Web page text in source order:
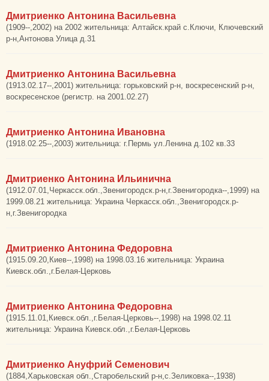
Дмитриенко Антонина Васильевна
(1909--,2002) на 2002 жительница: Алтайск.край с.Ключи, Ключевский
р-н,Антонова Улица д.31
Дмитриенко Антонина Васильевна
(1913.02.17--,2001) жительница: горьковский р-н, воскресенский р-н,
воскресенское (регистр. на 2001.02.27)
Дмитриенко Антонина Ивановна
(1918.02.25--,2003) жительница: г.Пермь ул.Ленина д.102 кв.33
Дмитриенко Антонина Ильинична
(1912.07.01,Черкасск.обл.,Звенигородск.р-н,г.Звенигородка--,1999) на
1999.08.21 жительница: Украина Черкасск.обл.,Звенигородск.р-
н,г.Звенигородка
Дмитриенко Антонина Федоровна
(1915.09.20,Киев--,1998) на 1998.03.16 жительница: Украина
Киевск.обл.,г.Белая-Церковь
Дмитриенко Антонина Федоровна
(1915.11.01,Киевск.обл.,г.Белая-Церковь--,1998) на 1998.02.11
жительница: Украина Киевск.обл.,г.Белая-Церковь
Дмитриенко Ануфрий Семенович
(1884,Харьковская обл.,Старобельский р-н,с.Зеликовка--,1938)